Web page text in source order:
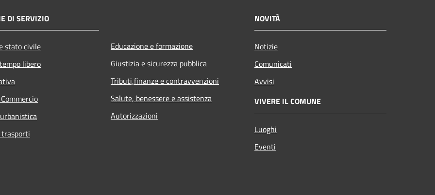
DI SERVIZIO
stato civile
libero
Educazione e formazione
Giustizia e sicurezza pubblica
Tributi,finanze e contravvenzioni
Salute, benessere e assistenza
Autorizzazioni
NOVITÀ
Notizie
Comunicati
Avvisi
VIVERE IL COMUNE
Luoghi
Eventi